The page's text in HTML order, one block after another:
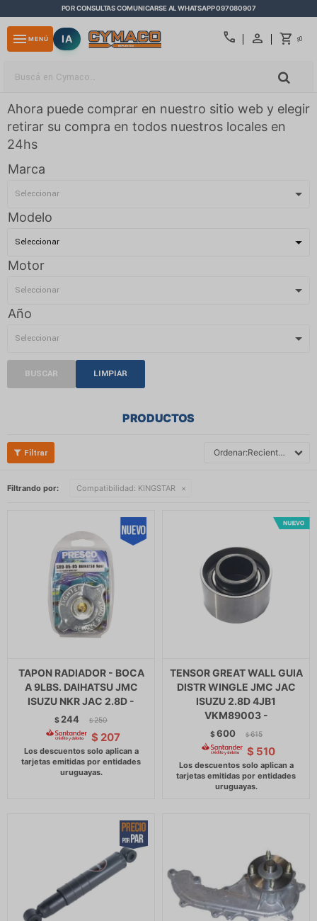
POR CONSULTAS COMUNICARSE AL WHATSAPP 097080907
call $0
menu MENÚ IA
Ahora puede comprar en nuestro sitio web y elegir
retirar su compra en todos nuestros locales en
24hs
Marca
Modelo
Motor
Año
BUSCAR LIMPIAR
PRODUCTOS
Recientes
Filtrando por: Compatibilidad: KINGSTAR
TAPON RADIADOR - BOCA
A 9LBS. DAIHATSU JMC
ISUZU NKR JAC 2.8D -
$ 244 $ 250
$ 207
TENSOR GREAT WALL GUIA
DISTR WINGLE JMC JAC
ISUZU 2.8D 4JB1
VKM89003 -
$600 $ 615
$ 510
close